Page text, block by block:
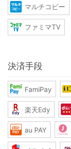
マルチコピー
ファミマTV
決済手段
FamiPay
楽天Edy
au PAY